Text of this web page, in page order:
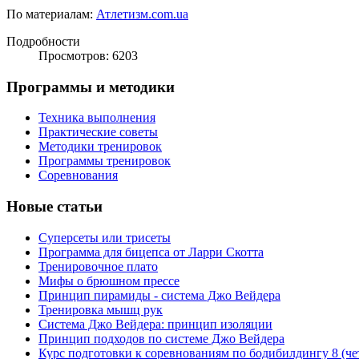
По материалам: Атлетизм.com.ua
Подробности
Просмотров: 6203
Программы и методики
Техника выполнения
Практические советы
Методики тренировок
Программы тренировок
Соревнования
Новые статьи
Суперсеты или трисеты
Программа для бицепса от Ларри Скотта
Тренировочное плато
Мифы о брюшном прессе
Принцип пирамиды - система Джо Вейдера
Тренировка мышц рук
Система Джо Вейдера: принцип изоляции
Принцип подходов по системе Джо Вейдера
Курс подготовки к соревнованиям по бодибилдингу 8